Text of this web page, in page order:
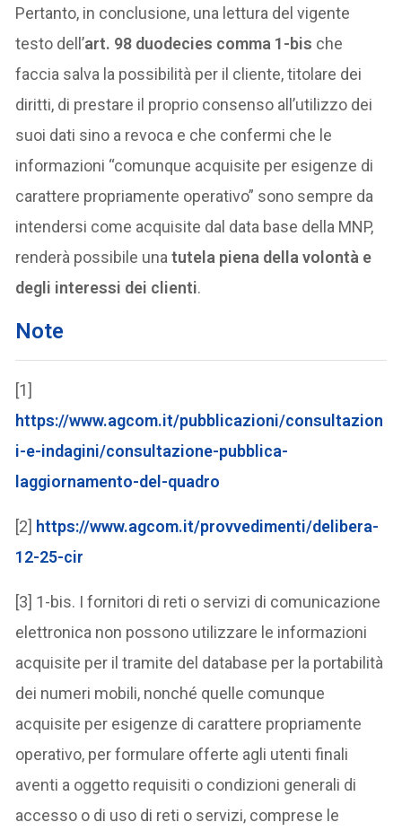
Pertanto, in conclusione, una lettura del vigente
testo dell’art. 98 duodecies comma 1-bis che
faccia salva la possibilità per il cliente, titolare dei
diritti, di prestare il proprio consenso all’utilizzo dei
suoi dati sino a revoca e che confermi che le
informazioni “comunque acquisite per esigenze di
carattere propriamente operativo” sono sempre da
intendersi come acquisite dal data base della MNP,
renderà possibile unatutela piena della volontà e
degli interessi dei clienti.
Note
[1]
https://www.agcom.it/pubblicazioni/consultazion
i-e-indagini/consultazione-pubblica-
laggiornamento-del-quadro
[2] https://www.agcom.it/provvedimenti/delibera-
12-25-cir
[3] 1-bis. I fornitori di reti o servizi di comunicazione
elettronica non possono utilizzare le informazioni
acquisite per il tramite del database per la portabilità
dei numeri mobili, nonché quelle comunque
acquisite per esigenze di carattere propriamente
operativo, per formulare offerte agli utenti finali
aventi a oggetto requisiti o condizioni generali di
accesso o di uso di reti o servizi, comprese le